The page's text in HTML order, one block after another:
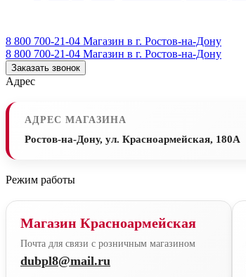
8 800 700-21-04 Магазин в г. Ростов-на-Дону
8 800 700-21-04 Магазин в г. Ростов-на-Дону
Заказать звонок
Адрес
АДРЕС МАГАЗИНА
Ростов-на-Дону, ул. Красноармейская, 180А
Режим работы
Магазин Красноармейская
Почта для связи с розничным магазином
dubpl8@mail.ru